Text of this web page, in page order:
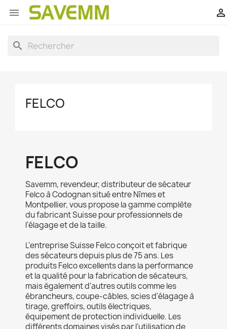
 
search
FELCO
FELCO
Savemm, revendeur, distributeur de sécateur
Felco à Codognan situé entre Nîmes et
Montpellier, vous propose la gamme complète
du fabricant Suisse pour professionnels de
l'élagage et de la taille.
L'entreprise Suisse Felco conçoit et fabrique
des sécateurs depuis plus de 75 ans. Les
produits Felco excellents dans la performance
et la qualité pour la fabrication de sécateurs,
mais également d'autres outils comme les
ébrancheurs, coupe-câbles, scies d'élagage à
tirage, greffoirs, outils électriques,
équipement de protection individuelle. Les
différents domaines visés par l'utilisation de